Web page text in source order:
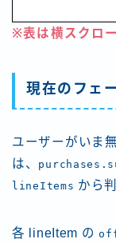
※表は横スクロ
現在のフェ
ユーザーがいま
は、
lineItems から
各 lineItem の